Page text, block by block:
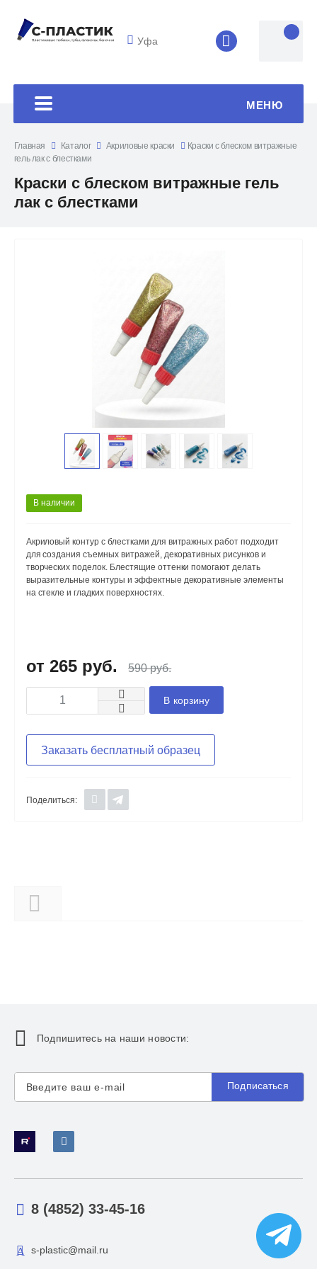
Уфа 8 (4852) 33-
МЕНЮ
Главная Каталог Акриловые краски
Краски с блеском витражные
гель лак с блестками
Краски с блеском витражные гель
лак с блестками
В наличии
Акриловый контур с блестками для витражных работ подходит
для создания съемных витражей, декоративных рисунков и
творческих поделок. Блестящие оттенки помогают делать
выразительные контуры и эффектные декоративные элементы
на стекле и гладких поверхностях.
265 руб. 590 руб.
В корзину
Заказать бесплатный образец
Поделиться:
Подпишитесь на наши новости:
Подписаться
8 (4852) 33-45-16
s-plastic@mail.ru